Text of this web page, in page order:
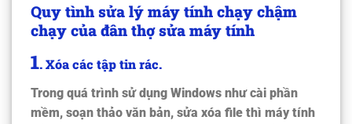
Quy tình sửa lý máy tính chạy chậm
chạy của đân thợ sửa máy tính
1.Xóa các tập tin rác.
Trong quá trình sử dụng Windows như cài phần
mềm, soạn thảo văn bản, sửa xóa file thì máy tính